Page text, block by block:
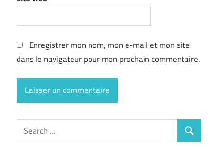
Enregistrer mon nom, mon e-mail et mon site
dans le navigateur pour mon prochain commentaire.
Search
for:
Search